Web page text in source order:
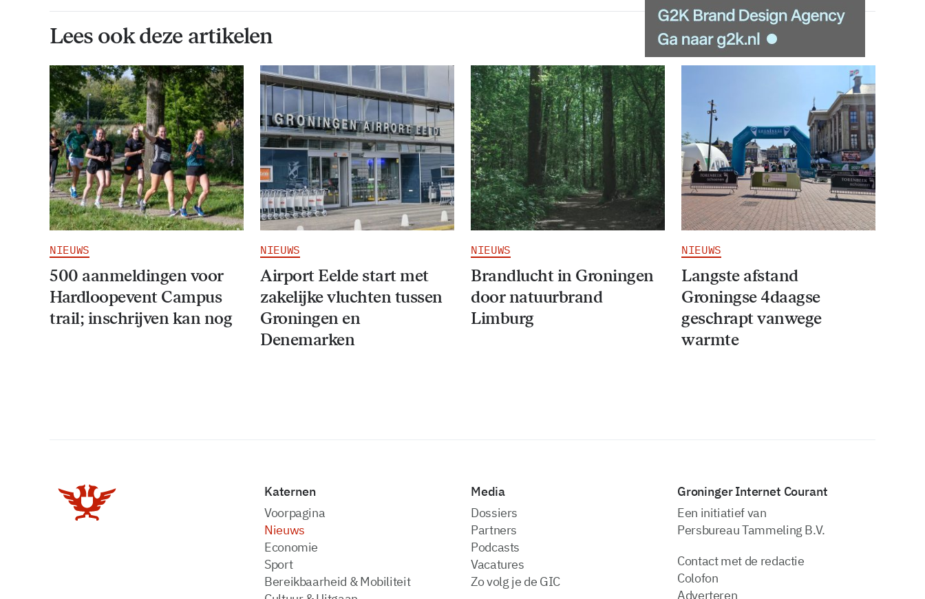
Lees ook deze artikelen
NIEUWS
500 aanmeldingen voor
Hardloopevent Campus
trail; inschrijven kan nog
NIEUWS
Airport Eelde start met
zakelijke vluchten tussen
Groningen en
Denemarken
NIEUWS
Brandlucht in Groningen
door natuurbrand
Limburg
NIEUWS
Langste afstand
Groningse 4daagse
geschrapt vanwege
warmte
Katernen
Voorpagina
Nieuws
Economie
Sport
Bereikbaarheid & Mobiliteit
Media
dossiers
partners
podcasts
vacatures
zo volg je de GIC
Groninger Internet Courant
Een initiatief van
Persbureau Tammeling B.V.
Contact met de redactie
Colofon
Adverteren